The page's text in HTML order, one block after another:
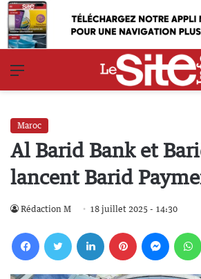
Maroc
Al Barid Bank et
lancent Barid
Rédaction M 18 juillet 2025 - 14:30